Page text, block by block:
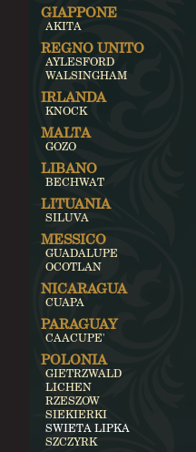
GIAPPONE
AKITA
REGNO UNITO
AYLESFORD
WALSINGHAM
IRLANDA
KNOCK
MALTA
GOZO
LIBANO
BECHWAT
LITUANIA
SILUVA
MESSICO
GUADALUPE
OCOTLAN
NICARAGUA
CUAPA
PARAGUAY
CAACUPE'
POLONIA
GIETRZWALD
LICHEN
RZESZOW
SIEKIERKI
SWIETA LIPKA
SZCZYRK